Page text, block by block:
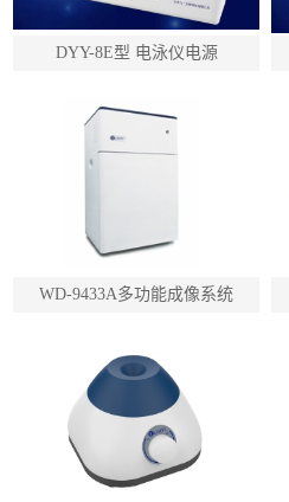
DYY-8E型 电泳仪电源
WD-9433A多功能成像系统